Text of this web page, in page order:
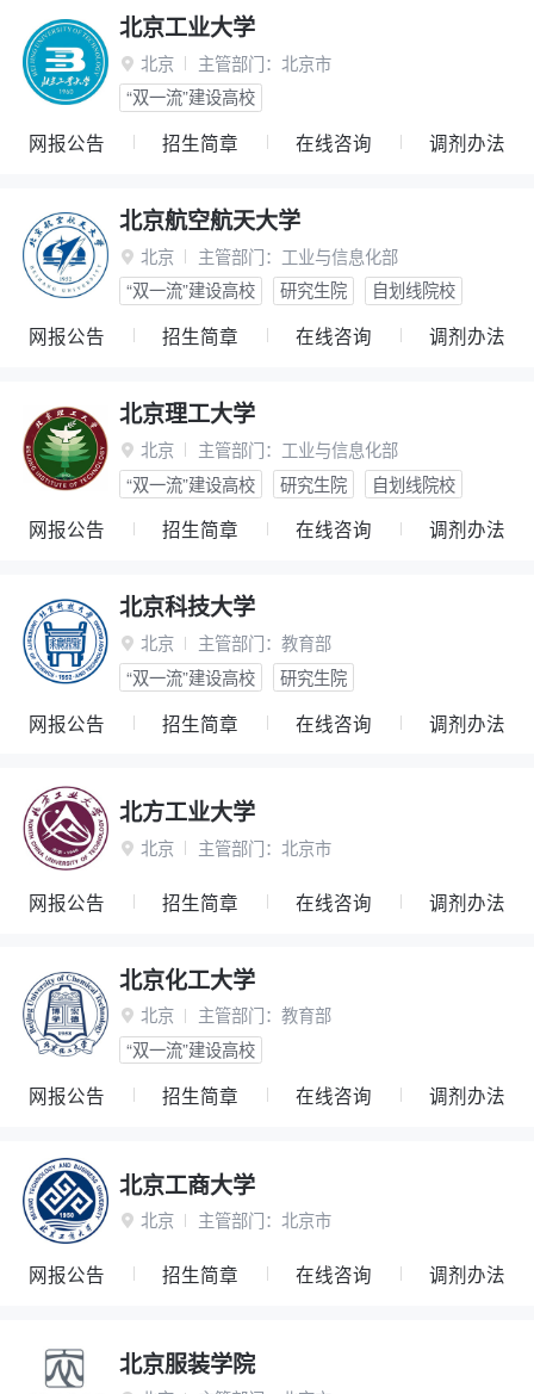
北京工业大学
 北京 主管部门： 北京市
“双一流”建设高校
网报公告 招生简章 在线咨询 调剂办法
北京航空航天大学
 北京 主管部门： 工业与信息化部
“双一流”建设高校
研究生院 自划线院校
网报公告 招生简章 在线咨询 调剂办法
北京理工大学
 北京 主管部门： 工业与信息化部
“双一流”建设高校
研究生院 自划线院校
网报公告 招生简章 在线咨询 调剂办法
北京科技大学
 北京 主管部门： 教育部
“双一流”建设高校
研究生院
网报公告 招生简章 在线咨询 调剂办法
北方工业大学
 北京 主管部门： 北京市
网报公告 招生简章 在线咨询 调剂办法
北京化工大学
 北京 主管部门： 教育部
“双一流”建设高校
网报公告 招生简章 在线咨询 调剂办法
北京工商大学
 北京 主管部门： 北京市
网报公告 招生简章 在线咨询 调剂办法
北京服装学院